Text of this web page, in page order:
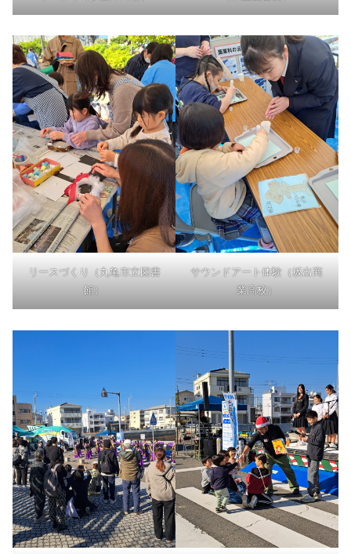
リースづくり（丸亀市立図書
館）
サウンドアート体験（坂出商
業高校）